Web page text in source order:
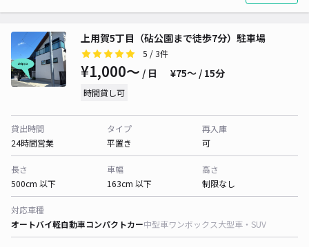
上用賀5丁目（砧公園まで徒歩7分）駐車場
5 / 3件
¥1,000〜 / 日 ¥75〜 / 15分
時間貸し可
貸出時間
24時間営業
タイプ
平置き
再入庫
可
長さ
500cm 以下
車幅
163cm 以下
高さ
制限なし
対応車種
オートバイ軽自動車コンパクトカー中型車ワンボックス大型車・SUV